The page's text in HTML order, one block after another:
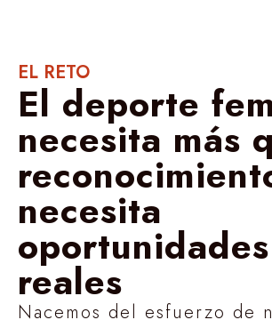
EL RETO
El deporte
necesita más
necesita
oportunidades
reales
Nacemos del esfuerzo de